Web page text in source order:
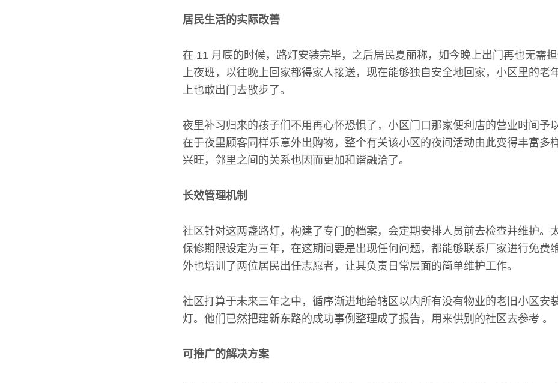
居民生活的实际改善
在 11 月底的时候，路灯安装完毕，之后居民夏丽称，如今晚上出门再也无需
上夜班，以往晚上回家都得家人接送，现在能够独自安全地回家，小区里的老
上也敢出门去散步了。
夜里补习归来的孩子们不用再心怀恐惧了，小区门口那家便利店的营业时间予
在于夜里顾客同样乐意外出购物，整个有关该小区的夜间活动由此变得丰富多
兴旺，邻里之间的关系也因而更加和谐融洽了。
长效管理机制
社区针对这两盏路灯，构建了专门的档案，会定期安排人员前去检查并维护。
保修期限设定为三年，在这期间要是出现任何问题，都能够联系厂家进行免费
外也培训了两位居民出任志愿者，让其负责日常层面的简单维护工作。
社区打算于未来三年之中，循序渐进地给辖区以内所有没有物业的老旧小区安
灯。他们已然把建新东路的成功事例整理成了报告，用来供别的社区去参考 。
可推广的解决方案